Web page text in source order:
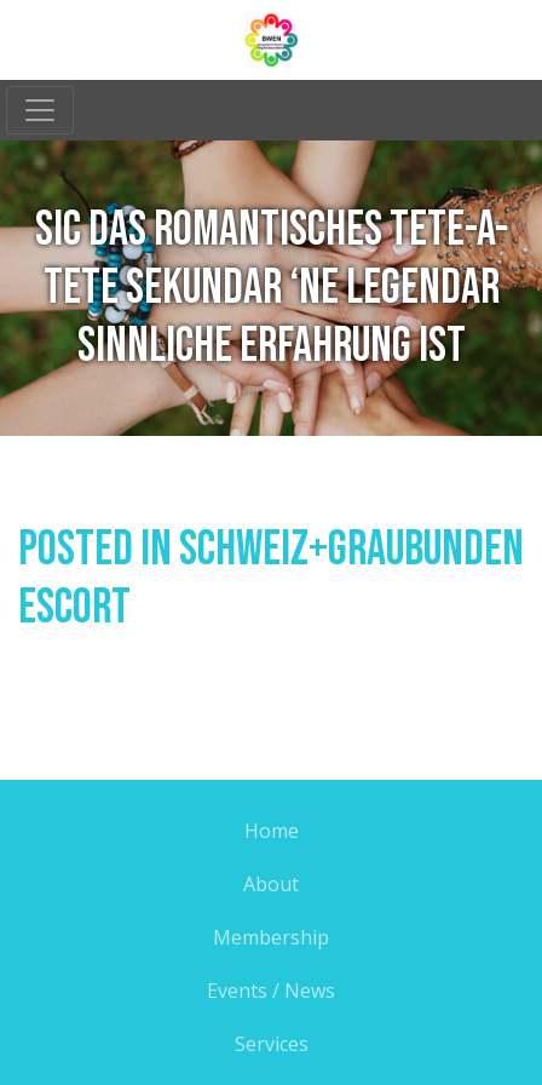
SIC DAS ROMANTISCHES TETE-A-
TETE SEKUNDAR ‘NE LEGENDAR
SINNLICHE ERFAHRUNG IST
Posted InSchweiz+graubunden
Escort
Home
About
Membership
Events / News
Services